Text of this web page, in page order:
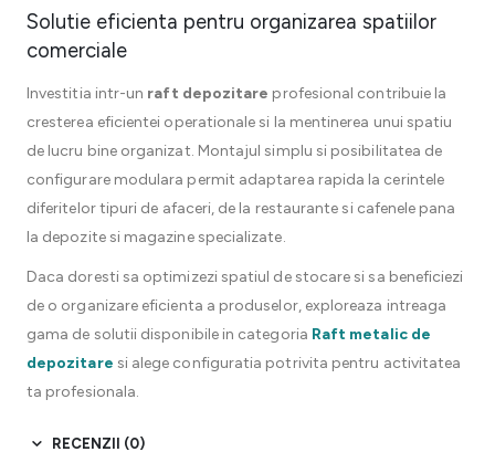
Solutie eficienta pentru organizarea spatiilor
comerciale
Investitia intr-un raft depozitare profesional contribuie la
cresterea eficientei operationale si la mentinerea unui spatiu
de lucru bine organizat. Montajul simplu si posibilitatea de
configurare modulara permit adaptarea rapida la cerintele
diferitelor tipuri de afaceri, de la restaurante si cafenele pana
la depozite si magazine specializate.
Daca doresti sa optimizezi spatiul de stocare si sa beneficiezi
de o organizare eficienta a produselor, exploreaza intreaga
gama de solutii disponibile in categoria Raft metalic de
depozitare si alege configuratia potrivita pentru activitatea
ta profesionala.
RECENZII (0)